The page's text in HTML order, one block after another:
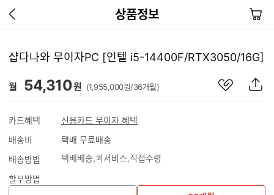
상품정보
이
지
기
장
바
샵다나와 무이자PC [인텔 i5-14400F/RTX3050/16G]
월 54,310원 (1,955,000원/36개월)
카드혜택
신용카드 무이자 혜택
배송비
택배 무료배송
배송방법
택배배송 퀵서비스 직접수령
할부방법